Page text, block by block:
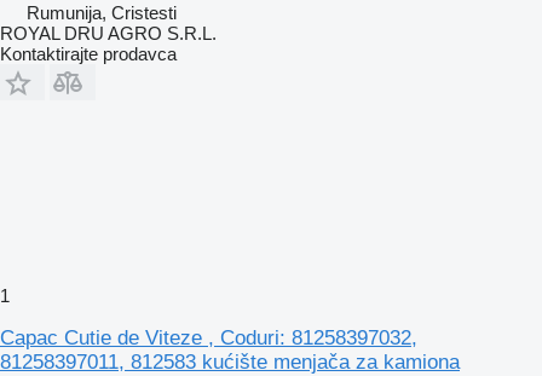
Rumunija, Cristesti
ROYAL DRU AGRO S.R.L.
Kontaktirajte prodavca
1
Capac Cutie de Viteze , Coduri: 81258397032,
81258397011, 812583 kućište menjača za kamiona